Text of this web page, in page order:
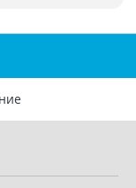
наблюдения